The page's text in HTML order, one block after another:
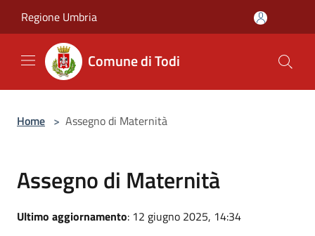
Regione Umbria
Comune di Todi
Home > Assegno di Maternità
Assegno di Maternità
Ultimo aggiornamento: 12 giugno 2025, 14:34